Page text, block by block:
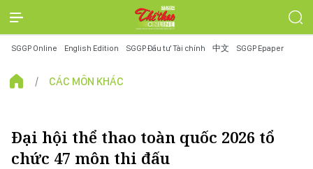
SGGP Online English Edition SGGP Đầu tư Tài chính 中文 SGGP Epaper
CÁC MÔN KHÁC
Đại hội thể thao toàn quốc 2026 tổ
chức 47 môn thi đấu